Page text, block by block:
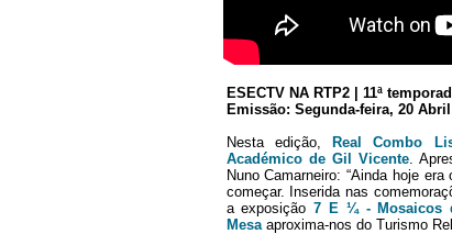
ESECTV NA RTP2 | 11ª
Emissão: Segunda-feira, 20
Nesta edição,
Real Combo
Académico de Gil Vicente.
Nuno Camarneiro: “Ainda hoje
começar. Inserida nas
a exposição7 E ¼ - Mosaicos
Mesaaproxima-nos do Turismo